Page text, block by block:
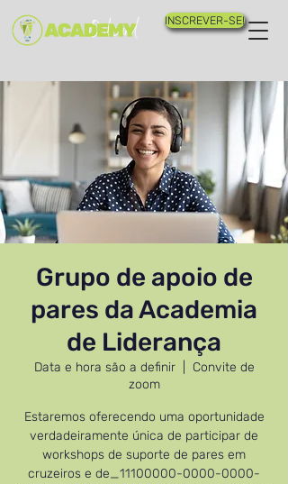
INSCREVER-SE!
Grupo de apoio de
pares da Academia
de Liderança
Data e hora são a definir
  |
Convite de
zoom
Estaremos oferecendo uma oportunidade
verdadeiramente única de participar de
workshops de suporte de pares em
cruzeiros e de_11100000-0000-0000-